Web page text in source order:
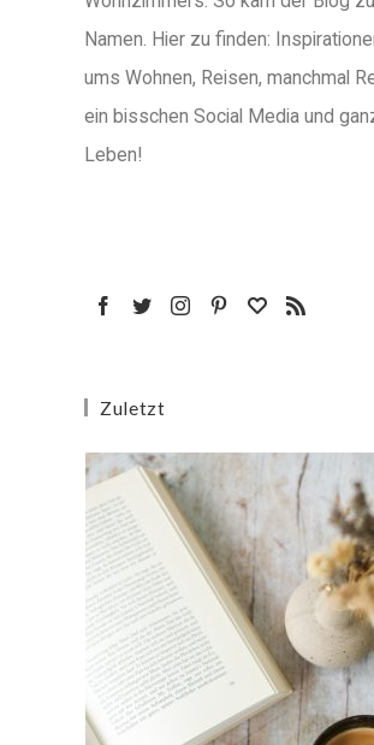
Namen. Hier zu finden:
ums Wohnen, Reisen, manchmal
ein bisschen Social Media und
Leben!
Zuletzt